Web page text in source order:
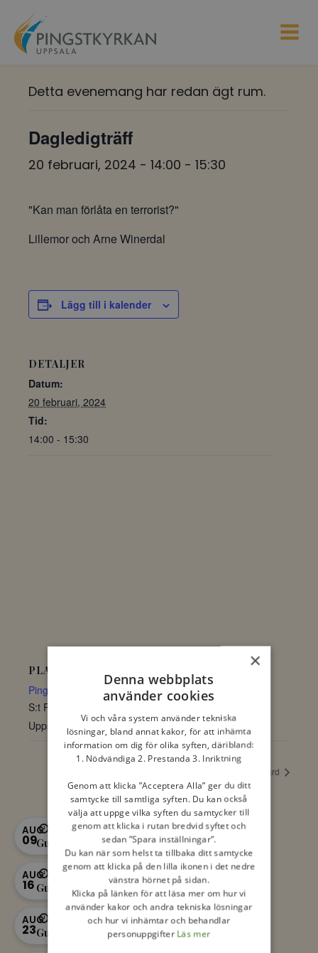
Detta evenemang har redan ägt rum.
Dagledigträff
20 februari, 2024 - 14:00 - 15:30
"Kan man förlåta en terrorist?"
Lillemor och Arne Winerdal
Lägg till i kalender
DETALJER
Datum:
20 februari, 2024
Tid:
14:00 - 15:30
PLATS
Pingstkyrkan
S:t Persgatan 9
Uppsala
, Uppsala 753 20 Sverige + Google Map
Fritidsgård
AUG
09Gudstjänst
11:00 - 12:00
AUG
16 Gudstjänst
11:00 - 12:00
AUG
23Gudstjänst
11:00 - 12:00
×
Denna webbplats
använder cookies
Vi och våra system använder tekniska
lösningar, bland annat kakor, för att inhämta
information om dig för olika syften, däribland:
1. Nödvändiga 2. Prestanda 3. Inriktning
Genom att klicka ”Acceptera Alla” ger du ditt
samtycke till samtliga syften. Du kan också
välja att uppge vilka syften du samtycker till
genom att klicka i rutan bredvid syftet och
sedan ”Spara inställningar”.
Du kan när som helst ta tillbaka ditt samtycke
genom att klicka på den lilla ikonen i det nedre
vänstra hörnet på sidan.
Klicka på länken för att läsa mer om hur vi
använder kakor och andra tekniska lösningar
och hur vi inhämtar och behandlar
personuppgifter Läs mer